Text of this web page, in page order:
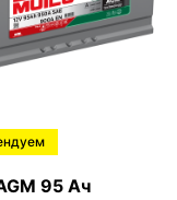
95 Ач